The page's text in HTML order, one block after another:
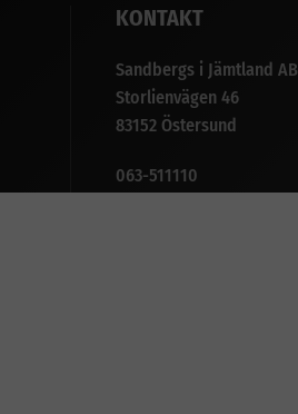
KONTAKT
Sandbergs i Jämtland AB
Storlienvägen 46
83152 Östersund
063-511110